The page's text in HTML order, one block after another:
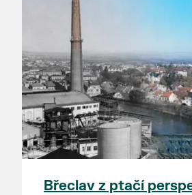
Břeclav z ptačí